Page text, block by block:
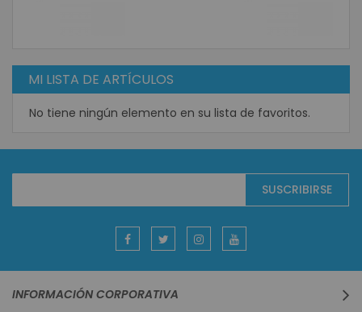
MI LISTA DE ARTÍCULOS
No tiene ningún elemento en su lista de favoritos.
Suscríbase
boletín
SUSCRIBIRSE
INFORMACIÓN CORPORATIVA